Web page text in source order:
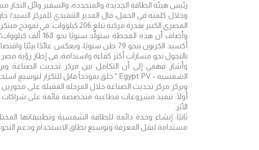
رئيس هيئة الطاقة الجديدة والمتجددة، والسفير وائل النجار
وخلال كلمته في الحفل، قال المدير التنفيذي للمركز
المصري الكبير بقدرة مركبة تبلغ 206 كيلووات، في نموذج مبتكر لاستغلال المساحات غير التقليدية داخل المنشآت القومية.
وأضاف أن هذه
أكسيد الكربون بنحو 79 طن سنويًا، ويعكس
بالتحول نحو مسارات أكثر كفاءة واستدامة، في إطار رؤية مصر 2030 والأجندة الدولية للمناخ.
وأشار فهمي إلى أن التكامل بين مركز تحديث الصناعة
الشمسية - Egypt PV " خلق نموذجاً قابل للتكرار لتوسيع استخدام الطاقة الشمسية في القطاعات المختلفة .
ويركز مركز تحديث الصناعة خلال المرحلة المقبلة على
أولًا: تنفيذ مشروعات قطاعية متخصصة قائمة على شراكات
الأثر.
ثانيًا: إنشاء وحدة دائمة للطاقة الشمسية وتطبيقاتها
مستدامة لنقل المعرفة وتوسيع نطاق الاستخدام ودعم